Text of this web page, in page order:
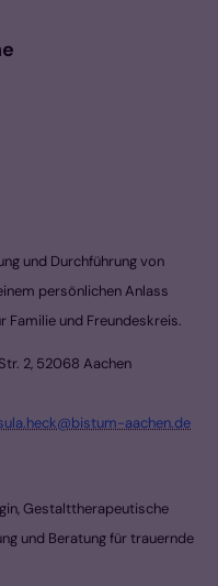
und Durchführung von
persönlichen Anlass
Familie und Freundeskreis.
2, 52068 Aachen
aachen.de
Gestalttherapeutische
und Beratung für trauernde